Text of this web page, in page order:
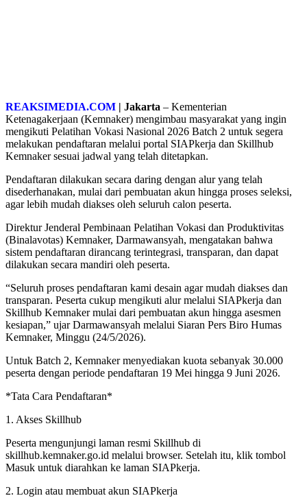
REAKSIMEDIA.COM | Jakarta – Kementerian
Ketenagakerjaan (Kemnaker) mengimbau masyarakat yang ingin
mengikuti Pelatihan Vokasi Nasional 2026 Batch 2 untuk segera
melakukan pendaftaran melalui portal SIAPkerja dan Skillhub
Kemnaker sesuai jadwal yang telah ditetapkan.
Pendaftaran dilakukan secara daring dengan alur yang telah
disederhanakan, mulai dari pembuatan akun hingga proses seleksi,
agar lebih mudah diakses oleh seluruh calon peserta.
Direktur Jenderal Pembinaan Pelatihan Vokasi dan Produktivitas
(Binalavotas) Kemnaker, Darmawansyah, mengatakan bahwa
sistem pendaftaran dirancang terintegrasi, transparan, dan dapat
dilakukan secara mandiri oleh peserta.
“Seluruh proses pendaftaran kami desain agar mudah diakses dan
transparan. Peserta cukup mengikuti alur melalui SIAPkerja dan
Skillhub Kemnaker mulai dari pembuatan akun hingga asesmen
kesiapan,” ujar Darmawansyah melalui Siaran Pers Biro Humas
Kemnaker, Minggu (24/5/2026).
Untuk Batch 2, Kemnaker menyediakan kuota sebanyak 30.000
peserta dengan periode pendaftaran 19 Mei hingga 9 Juni 2026.
*Tata Cara Pendaftaran*
1. Akses Skillhub
Peserta mengunjungi laman resmi Skillhub di
skillhub.kemnaker.go.id melalui browser. Setelah itu, klik tombol
Masuk untuk diarahkan ke laman SIAPkerja.
2. Login atau membuat akun SIAPkerja